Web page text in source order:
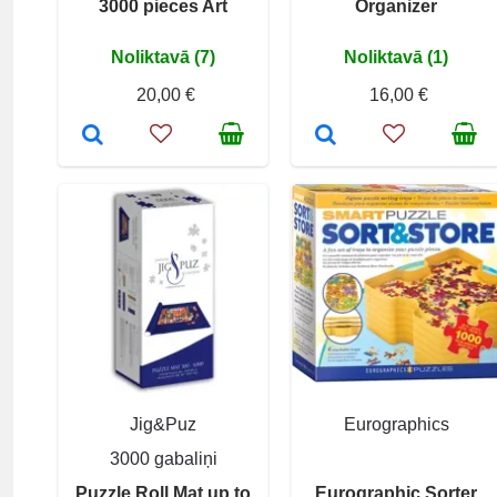
3000 pieces Art
Noliktavā (7)
20,00 €
Organizer
Noliktavā (1)
16,00 €
Jig&Puz
3000 gabaliņi
Puzzle Roll Mat up to
Eurographics
Eurographic Sorter